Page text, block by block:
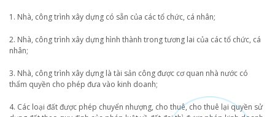
1. Nhà, công trình xây dựng có sẵn của các tổ chức, cá nhân;
2. Nhà, công trình xây dựng hình thành trong tương lai của các tổ chức, cá
nhân;
3. Nhà, công trình xây dựng là tài sản công được cơ quan nhà nước có
thẩm quyền cho phép đưa vào kinh doanh;
4. Các loại đất được phép chuyển nhượng, cho thuê, cho thuê lại quyền sử